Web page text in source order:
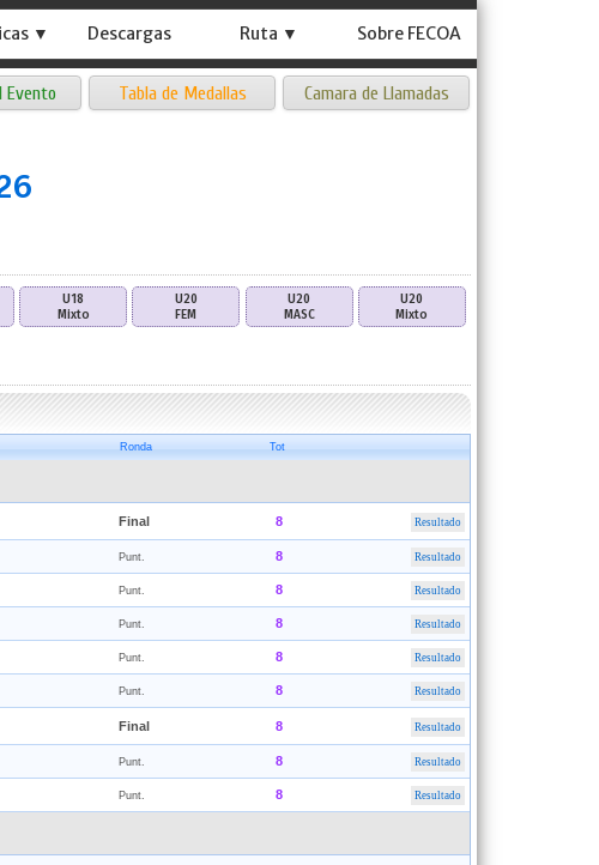
▼ Descargas Ruta ▼ Sobre FECOA
Evento Tabla de Medallas
Camara de Llamadas
U18
Mixto
U20
FEM
U20
MASC
U20
Mixto
Ronda Tot
Final 8 Resultado
Punt. 8 Resultado
Punt. 8 Resultado
Punt. 8 Resultado
Punt. 8 Resultado
Punt. 8 Resultado
Final 8 Resultado
Punt. 8 Resultado
Punt. 8 Resultado